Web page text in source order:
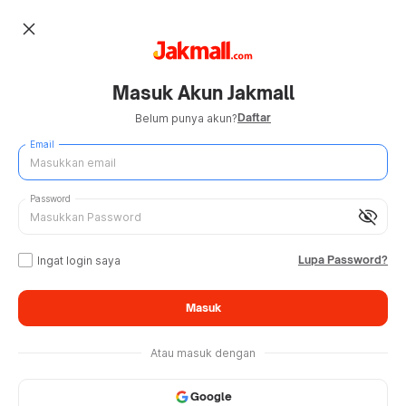
close
Masuk Akun Jakmall
Belum punya akun?Daftar
Email
visibility_off
Password
Ingat login saya Lupa Password?
Masuk
Atau masuk dengan
Google